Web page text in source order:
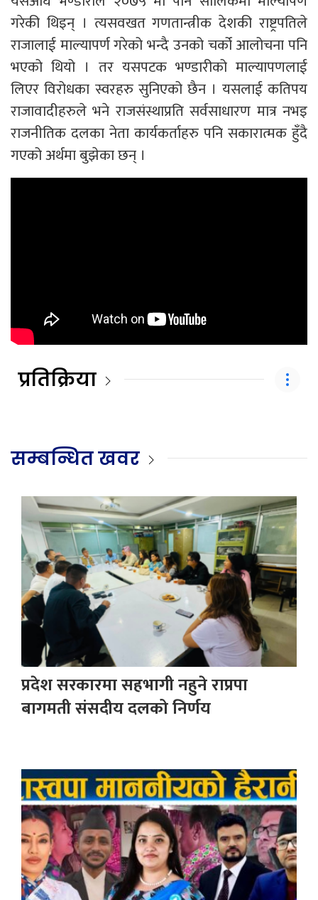
गरेकी थिइन् । त्यसवखत गणतान्त्रीक देशकी राष्ट्रपतिले
राजालाई माल्यापर्ण गरेको भन्दै उनको चर्को आलोचना पनि
भएको थियो । तर यसपटक भण्डारीको माल्यापणलाई
लिएर विरोधका स्वरहरु सुनिएको छैन । यसलाई कतिपय
राजावादीहरुले भने राजसंस्थाप्रति सर्वसाधारण मात्र नभइ
राजनीतिक दलका नेता कार्यकर्ताहरु पनि सकारात्मक हुँदै
गएको अर्थमा बुझेका छन् ।
प्रतिक्रिया
सम्बन्धित खवर
प्रदेश सरकारमा सहभागी नहुने राप्रपा
बागमती संसदीय दलको निर्णय